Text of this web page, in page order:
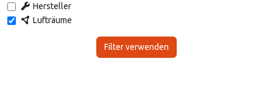
Hersteller
Lufträume
Filter verwenden